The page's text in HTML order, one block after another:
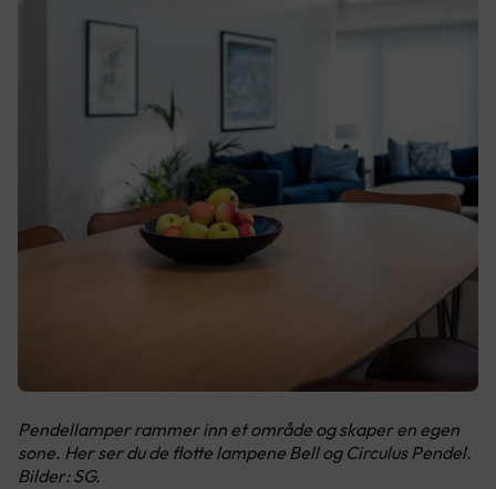
Pendellamper rammer inn et område og skaper en egen
sone. Her ser du de flotte lampene Bell og Circulus Pendel.
Bilder: SG.